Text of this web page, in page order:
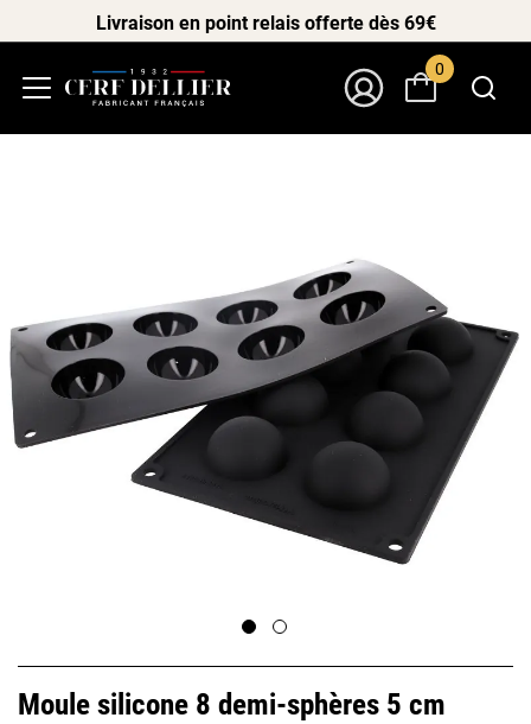
Livraison en point relais offerte dès 69€
0
Moule silicone 8 demi-sphères 5 cm